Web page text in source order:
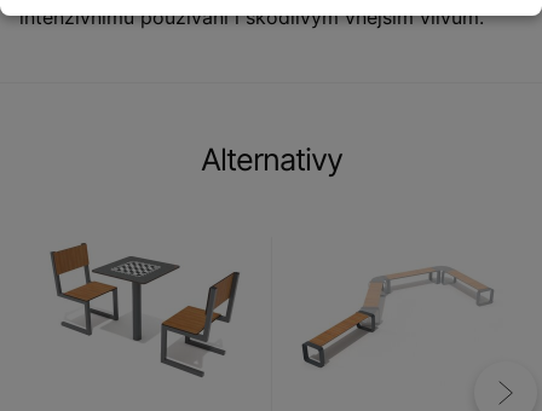
intenzivnímu používání i škodlivým vnějším vlivům.
Alternativy